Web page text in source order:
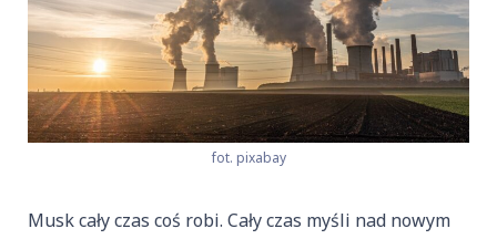
fot. pixabay
Musk cały czas coś robi. Cały czas myśli nad nowym